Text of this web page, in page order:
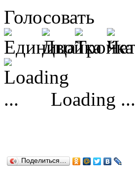
Голосовать
Loading ...
Поделиться…